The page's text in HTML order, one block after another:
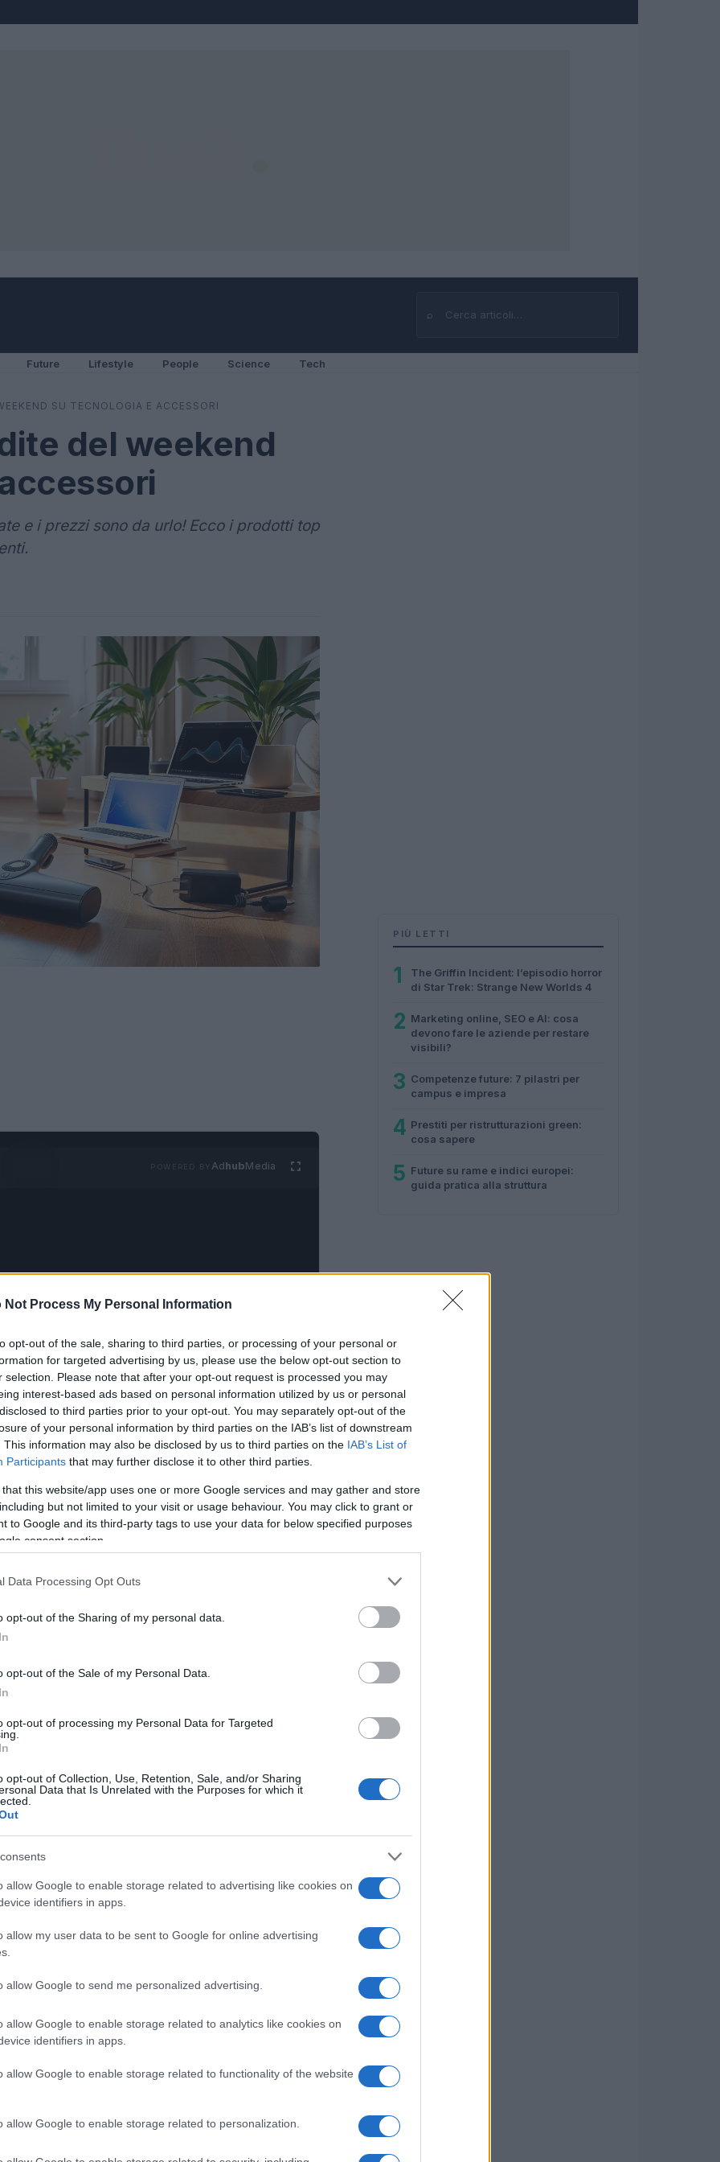
Not Process My Personal Information
opt-out of the sale, sharing to third parties, or processing of your personal or
for targeted advertising by us, please use the below opt-out section to
selection. Please note that after your opt-out request is processed you may
interest-based ads based on personal information utilized by us or personal
to third parties prior to your opt-out. You may separately opt-out of the
of your personal information by third parties on the IAB’s list of downstream
This information may also be disclosed by us to third parties on the IAB’s List of
Participants that may further disclose it to other third parties.
that this website/app uses one or more Google services and may gather and store
but not limited to your visit or usage behaviour. You may click to grant or
to Google and its third-party tags to use your data for below specified purposes
consent section.
Data Processing Opt Outs
opt-out of the Sharing of my personal data.
opt-out of the Sale of my Personal Data.
opt-out of processing my Personal Data for Targeted
opt-out of Collection, Use, Retention, Sale, and/or Sharing
Data that Is Unrelated with the Purposes for which it
allow Google to enable storage related to advertising like cookies on
identifiers in apps.
allow my user data to be sent to Google for online advertising
allow Google to send me personalized advertising.
allow Google to enable storage related to analytics like cookies on
identifiers in apps.
allow Google to enable storage related to functionality of the website
allow Google to enable storage related to personalization.
⌕
Cerca
Future Lifestyle People Science Tech
SU TECNOLOGIA E ACCESSORI
del weekend
e i prezzi sono da urlo! Ecco i prodotti top
AdhubMedia
una valanga di offerte che potrebbero farti
mai ai fantastici sconti su prodotti tecnologici
cercando un aspirapolvere potente, un SSD
è il momento giusto per fare un affare.
facendo il giro del web e che non puoi
il tuo alleato per una
dover combattere con cavi ingombranti.
di Amazon, è esattamente ciò di cui hai
e un’autonomia di 70 minuti, questo
in ordine senza fatica. La cosa
di accessori
e stato del filtro. Il sistema di filtrazione,
profonda, mentre la funzione anti-
tua esperienza ancora più semplice. E non
positivi con una media di 4,5 stelle! Il
affare rispetto ai modelli concorrenti!
velocità e portabilità al top
PIÙ LETTI
1
The Griffin Incident: l’episodio horror
di Star Trek: Strange New Worlds 4
2 Marketing online, SEO e AI: cosa
devono fare le aziende per restare
visibili?
3 Competenze future: 7 pilastri per
campus e impresa
4 Prestiti per ristrutturazioni green:
cosa sapere
5 Future su rame e indici europei:
guida pratica alla struttura